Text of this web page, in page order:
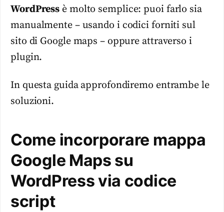
WordPress è molto semplice: puoi farlo sia
manualmente – usando i codici forniti sul
sito di Google maps – oppure attraverso i
plugin.
In questa guida approfondiremo entrambe le
soluzioni.
Come incorporare mappa
Google Maps su
WordPress via codice
script